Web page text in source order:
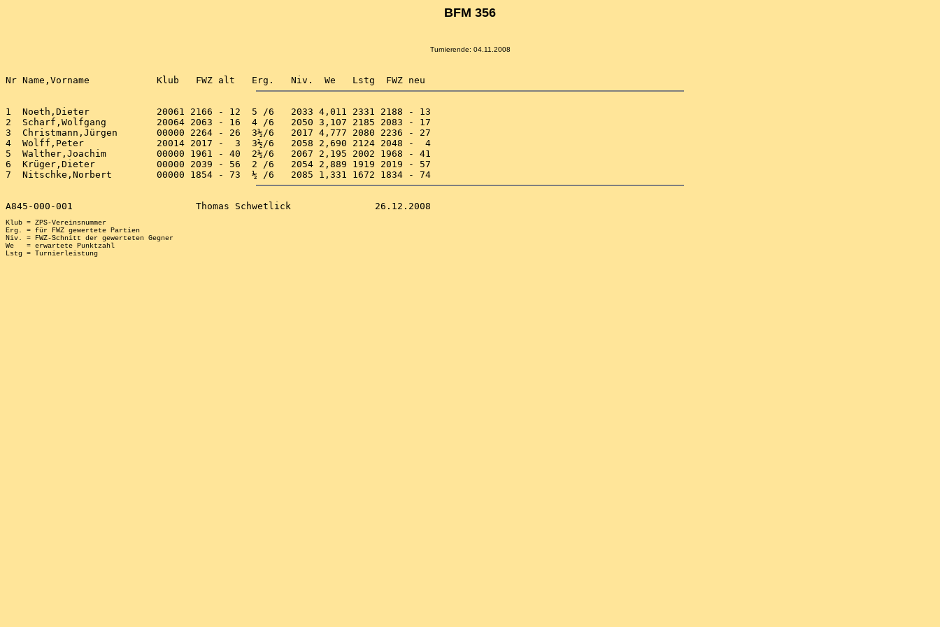
BFM 356
Turnierende: 04.11.2008
1  Noeth,Dieter            20061 2166 - 12  5 /6   2033 4,011 2331 2188 - 13
2  Scharf,Wolfgang         20064 2063 - 16  4 /6   2050 3,107 2185 2083 - 17
3  Christmann,Jürgen       00000 2264 - 26  3½/6   2017 4,777 2080 2236 - 27
4  Wolff,Peter             20014 2017 -  3  3½/6   2058 2,690 2124 2048 -  4
5  Walther,Joachim         00000 1961 - 40  2½/6   2067 2,195 2002 1968 - 41
6  Krüger,Dieter           00000 2039 - 56  2 /6   2054 2,889 1919 2019 - 57
Klub = ZPS-Vereinsnummer
Erg. = für FWZ gewertete Partien
Niv. = FWZ-Schnitt der gewerteten Gegner
We   = erwartete Punktzahl